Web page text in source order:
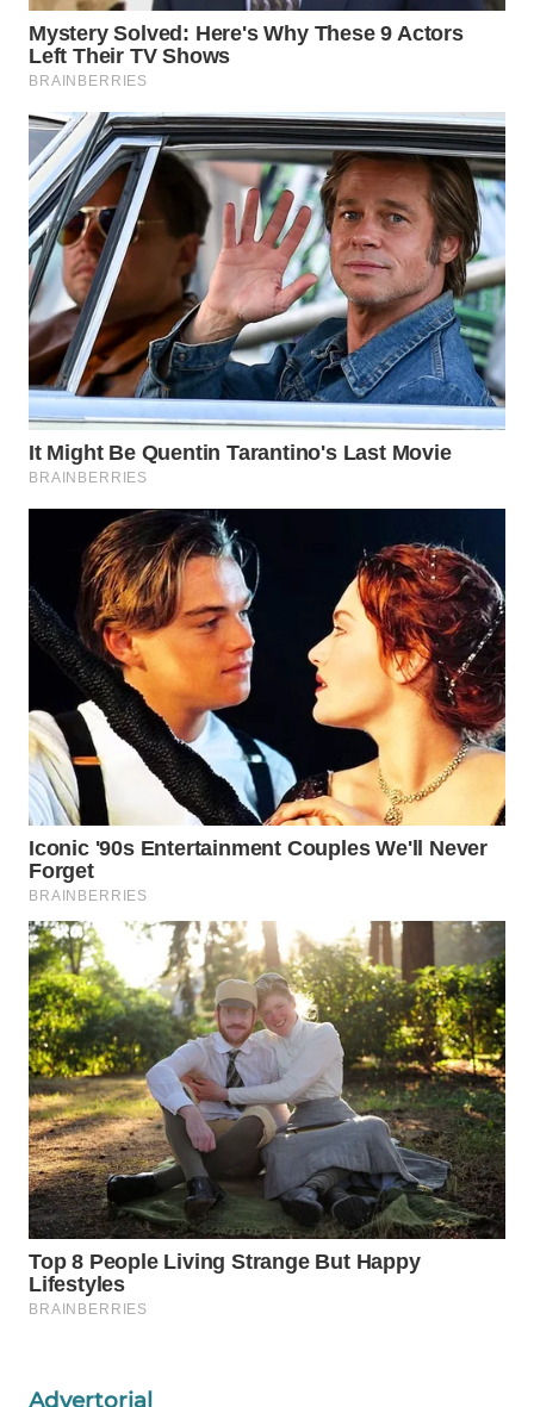
Advertorial
WN
PRIANGAN
TIMUR
WN
SEMARANG
WN
SOLO
WN
BOROBUDUR
WN
MADURA
WN
SURABAYA
WN
NATUNA
WN
BINTAN
WN
MANDALIKA
LIKUPANG
WN
LABUANBAJO
WN
BORNEO
Wahana
Media
Group
WAHANA
NEWS
WAHANA
TANI
ADVOKAT